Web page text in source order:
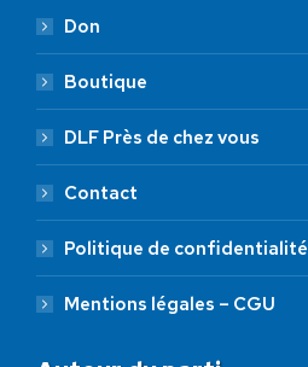
Don
Boutique
DLF Près de chez vous
Contact
Politique de confidentialité
Mentions légales – CGU